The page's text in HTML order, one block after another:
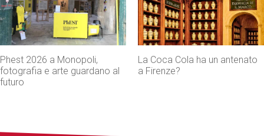
La Coca Cola ha un antenato
a Firenze?
Agenti IA e sicurezza,
l’autonomia diventa un